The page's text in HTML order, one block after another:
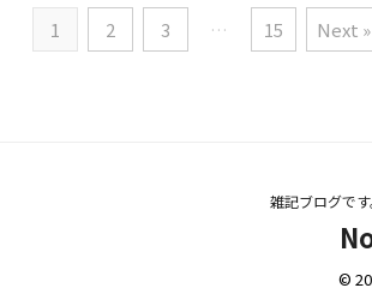
1 2 3 … 15 Next »
雑記ブログで
©